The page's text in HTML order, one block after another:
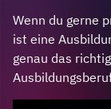
Wenn du gerne
ist eine
genau das